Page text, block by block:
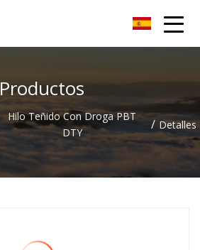
Productos
Hilo Teñido Con Droga PBT
DTY
/ Detalles